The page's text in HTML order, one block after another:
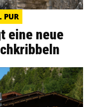
PUR
eine neue